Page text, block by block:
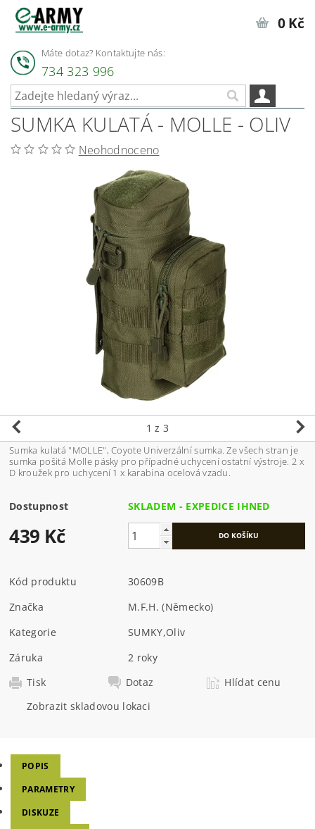
Máte dotaz? Kontaktujte nás:
734 323 996
0 Kč
SUMKA KULATÁ - MOLLE - OLIV
Neohodnoceno
1 z 3
Sumka kulatá "MOLLE", Coyote Univerzální sumka. Ze všech stran je
sumka pošitá Molle pásky pro případné uchycení ostatní výstroje. 2 x
D kroužek pro uchycení 1 x karabina ocelová vzadu.
Dostupnost SKLADEM - EXPEDICE IHNED
439 Kč
Kód produktu
30609B
Značka
M.F.H. (Německo)
Kategorie
SUMKY,Oliv
Záruka
2 roky
Tisk
Dotaz
Hlídat cenu
Zobrazit skladovou lokaci
POPIS
PARAMETRY
DISKUZE